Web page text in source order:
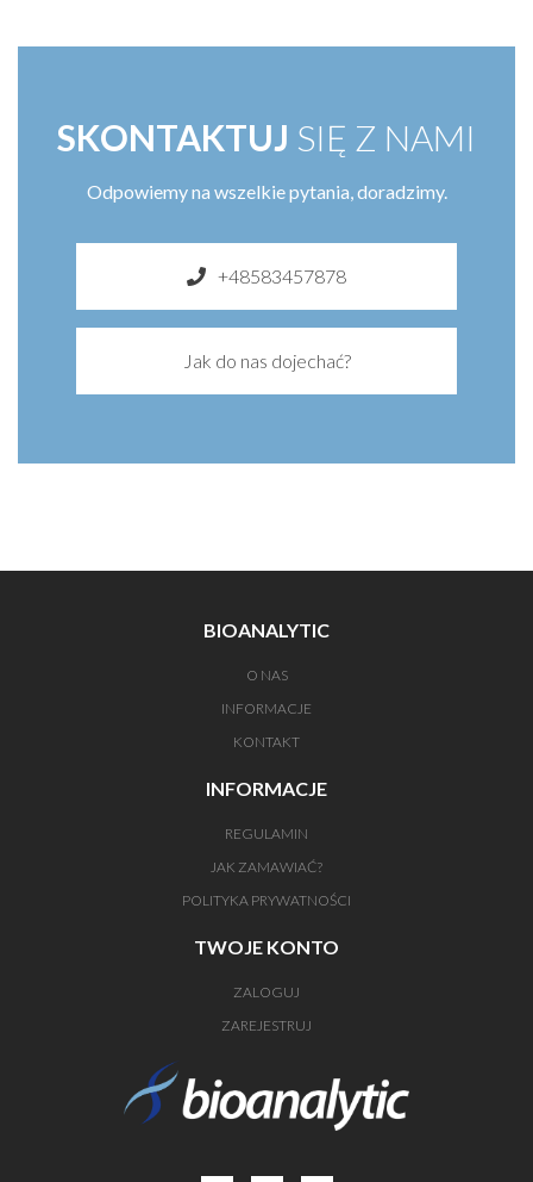
SKONTAKTUJ SIĘ Z NAMI
Odpowiemy na wszelkie pytania, doradzimy.
+48583457878
Jak do nas dojechać?
BIOANALYTIC
O NAS
INFORMACJE
KONTAKT
INFORMACJE
REGULAMIN
JAK ZAMAWIAĆ?
POLITYKA PRYWATNOŚCI
TWOJE KONTO
ZALOGUJ
ZAREJESTRUJ